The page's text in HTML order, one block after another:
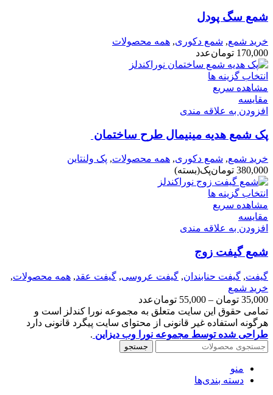
شمع سگ پودل
خرید شمع, شمع دکوری, همه محصولات
170,000 تومانعدد
انتخاب گزینه ها
مشاهده سریع
مقایسه
افزودن به علاقه مندی
پک شمع هدیه مینیمال طرح ساختمان
خرید شمع, شمع دکوری, همه محصولات, پک ولنتاین
380,000 تومانپک(بسته)
انتخاب گزینه ها
مشاهده سریع
مقایسه
افزودن به علاقه مندی
شمع گیفت زوج
گیفت, گیفت حنابندان, گیفت عروسی, گیفت عقد, همه محصولات,
خرید شمع
35,000 تومان –
55,000 تومانPrice
range:
35,000 تومان
through
55,000 تومان
عدد
تمامی حقوق این سایت متعلق به مجموعه نورا کندلز است و
هرگونه استفاده غیر قانونی از محتوای سایت پیگرد قانونی دارد
طراحی شده توسط مجموعه نورا وب دیزاین .
جستجو
منو
دسته بندی‌ها